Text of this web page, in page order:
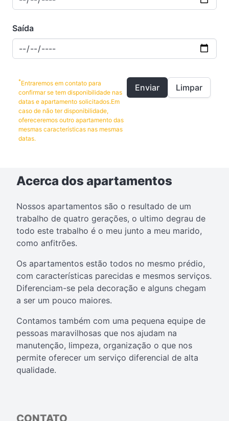
Saída
*Entraremos em contato para
confirmar se tem disponibilidade nas
datas e apartamento solicitados.Em
caso de não ter disponibilidade,
ofereceremos outro apartamento das
mesmas características nas mesmas
datas.
Enviar Limpar
Acerca dos apartamentos
Nossos apartamentos são o resultado de um
trabalho de quatro gerações, o ultimo degrau de
todo este trabalho é o meu junto a meu marido,
como anfitrões.
Os apartamentos estão todos no mesmo prédio,
com características parecidas e mesmos serviços.
Diferenciam-se pela decoração e alguns chegam
a ser um pouco maiores.
Contamos também com uma pequena equipe de
pessoas maravilhosas que nos ajudam na
manutenção, limpeza, organização o que nos
permite oferecer um serviço diferencial de alta
qualidade.
CONTATO